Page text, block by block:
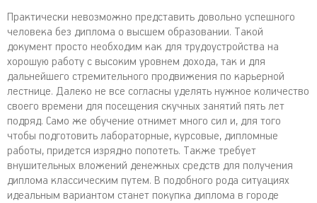
Практически невозможно представить довольно успешного
человека без диплома о высшем образовании. Такой
документ просто необходим как для трудоустройства на
хорошую работу с высоким уровнем дохода, так и для
дальнейшего стремительного продвижения по карьерной
лестнице. Далеко не все согласны уделять нужное количество
своего времени для посещения скучных занятий пять лет
подряд. Само же обучение отнимет много сил и, для того
чтобы подготовить лабораторные, курсовые, дипломные
работы, придется изрядно попотеть. Также требует
внушительных вложений денежных средств для получения
диплома классическим путем. В подобного рода ситуациях
идеальным вариантом станет покупка диплома в городе